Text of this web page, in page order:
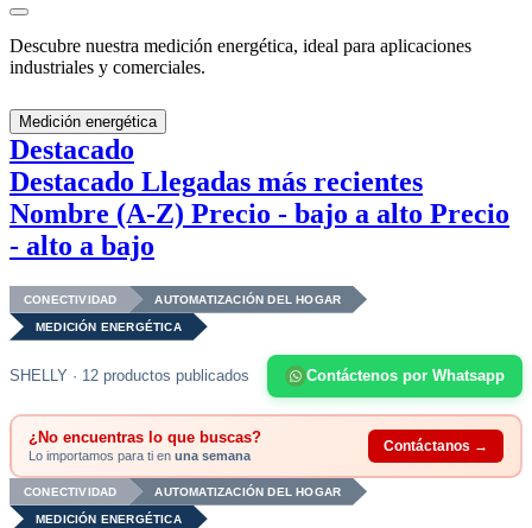
Descubre nuestra medición energética, ideal para aplicaciones
industriales y comerciales.
Medición energética
Destacado
Destacado Llegadas más recientes
Nombre (A-Z) Precio - bajo a alto Precio
- alto a bajo
CONECTIVIDAD AUTOMATIZACIÓN DEL HOGAR
MEDICIÓN ENERGÉTICA
SHELLY · 12 productos publicados Contáctenos por Whatsapp
¿No encuentras lo que buscas?
Lo importamos para ti en una semana
Contáctanos →
CONECTIVIDAD AUTOMATIZACIÓN DEL HOGAR
MEDICIÓN ENERGÉTICA